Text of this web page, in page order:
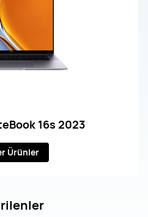
16s 2023
Ürünler